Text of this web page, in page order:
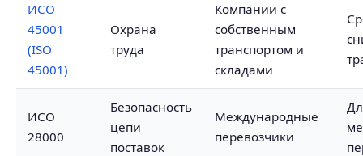
ИСО
45001
(ISO
45001)
Охрана
труда
Компании с
собственным
транспортом и
складами
ИСО
28000
Безопасность
цепи
поставок
Международные
перевозчики